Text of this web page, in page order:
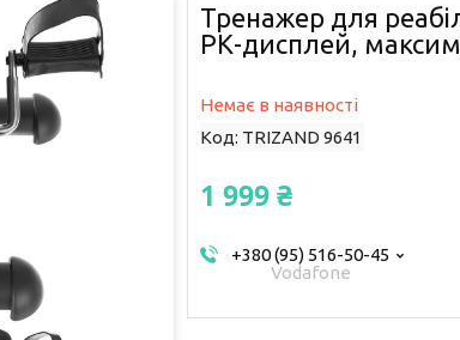
Тренажер для
РК-дисплей,
Немає в наявності
Код: TRIZAND 9641
1 999 ₴
+380 (95) 516-50-45
Vodafone